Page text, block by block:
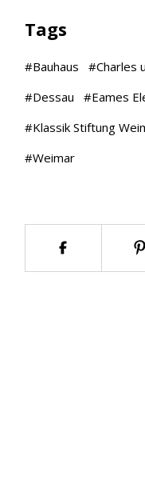
Tags
#Bauhaus #Charles
#Dessau #Eames
#Klassik Stiftung
#Weimar